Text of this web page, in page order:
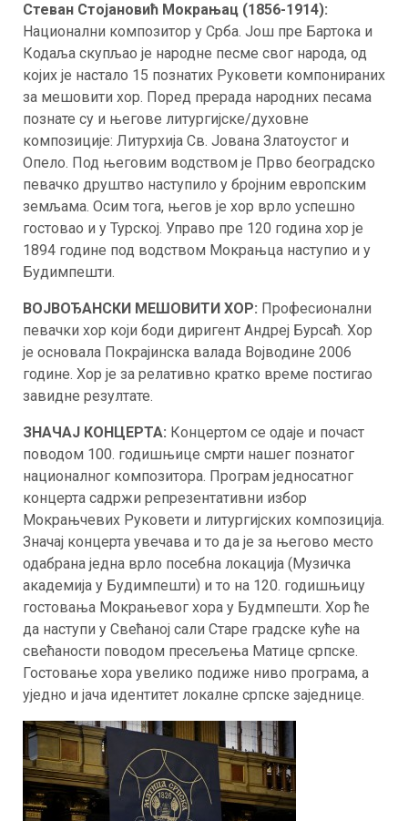
Стеван Стојановић Мокрањац (1856-1914):
Национални композитор у Срба. Још пре Бартока и
Кодаља скупљао је народне песме свог народа, од
којих је настало 15 познатих Руковети компонираних
за мешовити хор. Поред прерада народних песама
познате су и његове литургијске/духовне
композиције: Литурхија Св. Јована Златоустог и
Опело. Под његовим водством је Прво београдско
певачко друштво наступило у бројним европским
земљама. Осим тога, његов је хор врло успешно
гостовао и у Турској. Управо пре 120 година хор је
1894 године под водством Мокрањца наступио и у
Будимпешти.
ВОЈВОЂАНСКИ МЕШОВИТИ ХОР: Професионални
певачки хор који боди диригент Андреј Бурсаћ. Хор
је основала Покрајинска валада Војводине 2006
године. Хор је за релативно кратко време постигао
завидне резултате.
ЗНАЧАЈ КОНЦЕРТА: Концертом се одаје и почаст
поводом 100. годишњице смрти нашег познатог
националног композитора. Програм једносатног
концерта садржи репрезентативни избор
Мокрањчевих Руковети и литургијских композиција.
Значај концерта увечава и то да је за његово место
одабрана једна врло посебна локација (Музичка
академија у Будимпешти) и то на 120. годишњицу
гостовања Мокрањевог хора у Будмпешти. Хор ће
да наступи у Свећаној сали Старе градске куће на
свећаности поводом пресељења Матице српске.
Гостовање хора увелико подиже ниво програма, а
уједно и јача идентитет локалне српске заједнице.